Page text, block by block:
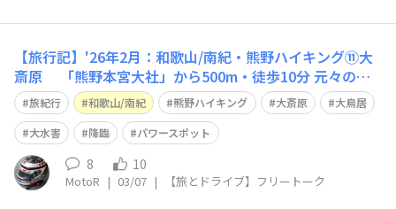
【旅行記】'26年2月：和歌山/南紀・熊野ハイキング⑪大
斎原 「熊野本宮大社」から500m・徒歩10分 元々の境
内があった『大斎原（おおゆのはら）』へ向かいました🙂
この旧社地入り口には、日本一の大鳥居（高さ34m、幅4
2m）がそびえています😲 熊野本宮大社はかつて、熊野
川・音無川・岩田川の
旅紀行 和歌山/南紀 熊野ハイキング 大斎原
大鳥居
大水害
降臨 パワースポット
8 10
MotoR | 03/07 | 【旅とドライブ】フリートーク